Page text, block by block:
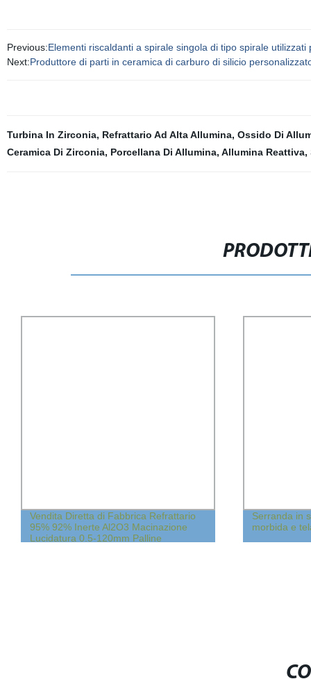
Previous:Elementi riscaldanti a spirale singola di tipo spirale utilizzati
Next:Produttore di parti in ceramica di carburo di silicio
Turbina In Zirconia, Refrattario Ad Alta Allumina, Ossido Di
Ceramica Di Zirconia, Porcellana Di Allumina, Allumina Reattiva,
Vendita Diretta di Fabbrica Refrattario
95% 92% Inerte Al2O3 Macinazione
Lucidatura 0.5-120mm Palline
Serranda in
morbida e